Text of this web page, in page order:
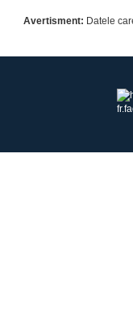
Avertisment: Datele